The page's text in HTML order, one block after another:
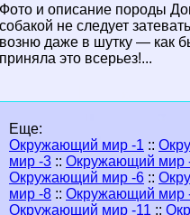
Фото и описание породы
собакой не следует
возню даже в шутку — как
приняла это всерьез!...
Еще:
Окружающий мир -1 ::
мир -3 :: Окружающий мир
Окружающий мир -6 ::
мир -8 :: Окружающий мир
Окружающий мир -11 ::